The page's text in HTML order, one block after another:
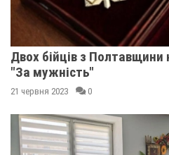
Двох бійців з
"За мужність"
21 червня 2023 0